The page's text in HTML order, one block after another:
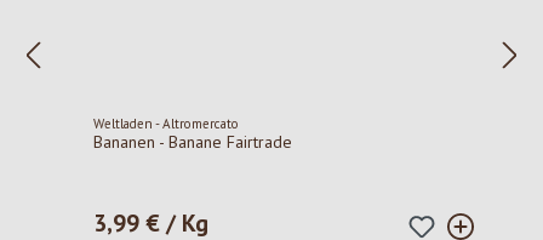
Weltladen - Altromercato
Bananen - Banane Fairtrade
Regulärer Preis:
3,99 € / Kg